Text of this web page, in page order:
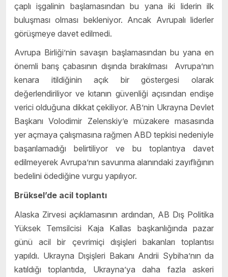
çaplı işgalinin başlamasından bu yana iki liderin ilk
buluşması olması bekleniyor. Ancak Avrupalı liderler
görüşmeye davet edilmedi.
Avrupa Birliği’nin savaşın başlamasından bu yana en
önemli barış çabasının dışında bırakılması Avrupa’nın
kenara itildiğinin açık bir göstergesi olarak
değerlendiriliyor ve kıtanın güvenliği açısından endişe
verici olduğuna dikkat çekiliyor. AB’nin Ukrayna Devlet
Başkanı Volodimir Zelenskiy’e müzakere masasında
yer açmaya çalışmasına rağmen ABD tepkisi nedeniyle
başarılamadığı belirtiliyor ve bu toplantıya davet
edilmeyerek Avrupa’nın savunma alanındaki zayıflığının
bedelini ödediğine vurgu yapılıyor.
Brüksel’de acil toplantı
Alaska Zirvesi açıklamasının ardından, AB Dış Politika
Yüksek Temsilcisi Kaja Kallas başkanlığında pazar
günü acil bir çevrimiçi dışişleri bakanları toplantısı
yapıldı. Ukrayna Dışişleri Bakanı Andrii Sybiha’nın da
katıldığı toplantıda, Ukrayna’ya daha fazla askeri